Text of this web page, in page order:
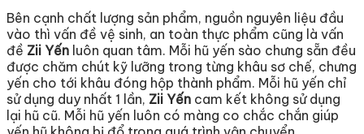
Bên cạnh chất lượng sản phẩm, nguồn nguyên liệu đầu
vào thì vấn đề vệ sinh, an toàn thực phẩm cũng là vấn
đề Zii Yến luôn quan tâm. Mỗi hũ yến sào chưng sẵn đều
được chăm chút kỹ lưỡng trong từng khâu sơ chế, chưng
yến cho tới khâu đóng hộp thành phẩm. Mỗi hũ yến chỉ
sử dụng duy nhất 1 lần, Zii Yến cam kết không sử dụng
lại hũ cũ. Mỗi hũ yến luôn có màng co chắc chắn giúp